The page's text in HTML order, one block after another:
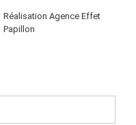
Réalisation Agence Effet
Papillon